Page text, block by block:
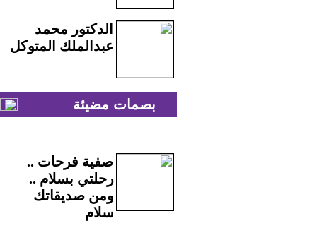
الدكتور محمد
عبدالملك المتوكل
بصمات مضيئة
صفية فرحات ..
رحلتي بسلام ..
ومن صديقاتك
سلام